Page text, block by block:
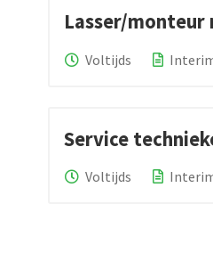
Lasser/monteur
Voltijds
Service
Voltijds